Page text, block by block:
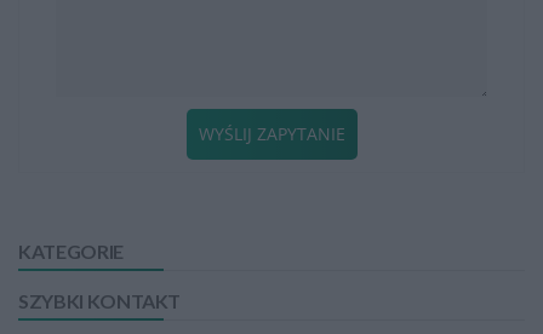
KATEGORIE
SZYBKI KONTAKT
WYŚLIJ ZAPYTANIE